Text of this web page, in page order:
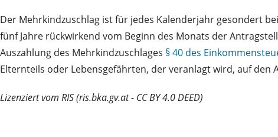
Der Mehrkindzuschlag ist für jedes Kalenderjahr gesondert
fünf Jahre rückwirkend vom Beginn des Monats der
Auszahlung des Mehrkindzuschlages § 40 des
Elternteils oder Lebensgefährten, der veranlagt wird, auf
Lizenziert vom RIS (ris.bka.gv.at - CC BY 4.0 DEED)